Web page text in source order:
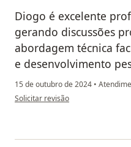
Diogo é excelente
gerando discussões
abordagem técnica
e desenvolvimento
15 de outubro de 2024 •
na opinião do utilizador Rafael Teles
Solicitar revisão